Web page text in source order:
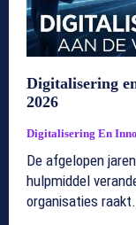
Digitalisering
2026
Digitalisering En
De afgelopen
hulpmiddel
organisaties